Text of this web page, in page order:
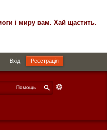
і миру вам. Хай щастить.
Вхід Реєстрація
Помощь